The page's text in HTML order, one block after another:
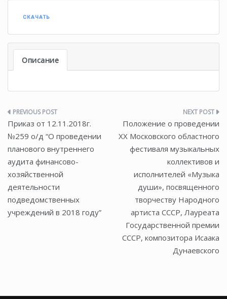
СКАЧАТЬ
Описание
Навигация
по
записям
Приказ от 12.11.2018г.
№259 о/д “О проведении
планового внутреннего
аудита финансово-
хозяйственной
деятельности
подведомственных
учреждений в 2018 году”
Положение о проведении
XX Московского областного
фестиваля музыкальных
коллективов и
исполнителей «Музыка
души», посвященного
творчеству Народного
артиста СССР, Лауреата
Государственной премии
СССР, композитора Исаака
Дунаевского